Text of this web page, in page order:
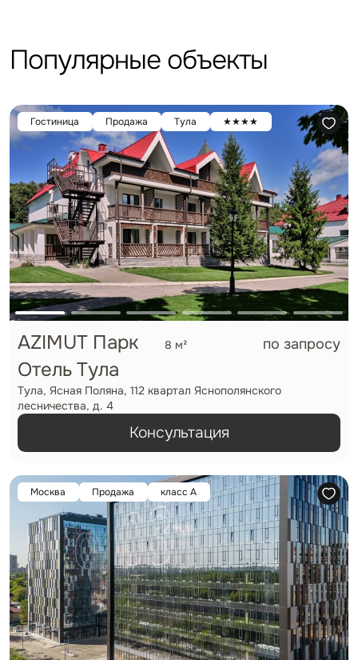
Популярные объекты
Гостиница Продажа Тула ★★★★
AZIMUT Парк
Отель Тула
8 м² по запросу
Тула, Ясная Поляна, 112 квартал Яснополянского
лесничества, д. 4
Консультация
Москва Продажа класс А